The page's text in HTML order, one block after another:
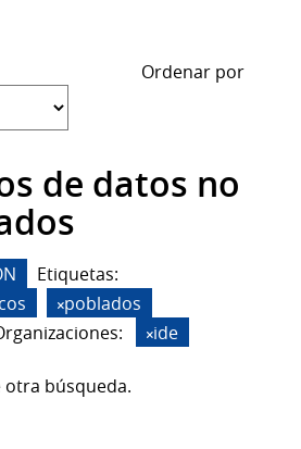
Ordenar por
de datos no
Etiquetas:
poblados
ide
búsqueda.